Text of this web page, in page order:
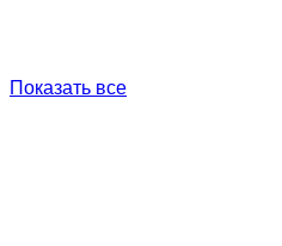
Показать все